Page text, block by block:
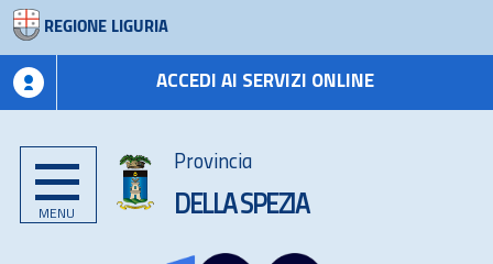
REGIONE LIGURIA
ACCEDI AI SERVIZI ONLINE
MENU
Provincia
DELLA SPEZIA